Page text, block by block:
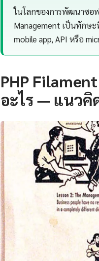
ในโลกของการพัฒนาซอฟ
Management เป็นทักษ
mobile app, API หรือ
PHP
อะไร — แนว